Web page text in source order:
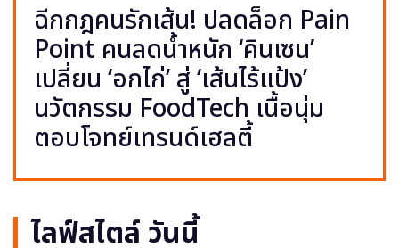
ฉีกกฎคนรักเส้น! ปลดล็อก Pain
Point คนลดน้ำหนัก ‘คินเซน’
เปลี่ยน ‘อกไก่’ สู่ ‘เส้นไร้แป้ง’
นวัตกรรม FoodTech เนื้อนุ่ม
ตอบโจทย์เทรนด์เฮลตี้
ไลฟ์สไตล์ วันนี้